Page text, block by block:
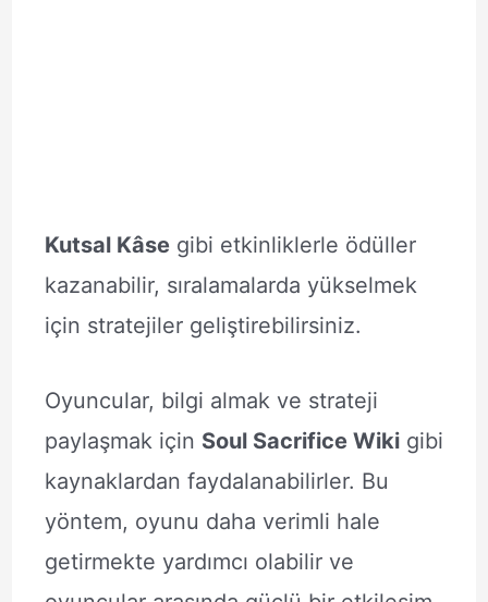
Kutsal Kâsegibi etkinliklerle ödüller
kazanabilir, sıralamalarda yükselmek
için stratejiler geliştirebilirsiniz.
Oyuncular, bilgi almak ve strateji
paylaşmak için Soul Sacrifice Wikigibi
kaynaklardan faydalanabilirler. Bu
yöntem, oyunu daha verimli hale
getirmekte yardımcı olabilir ve